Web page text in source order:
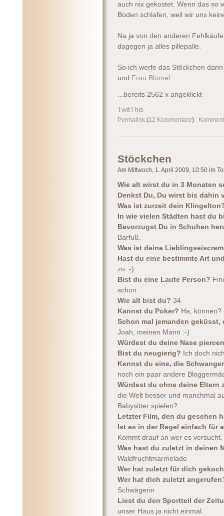
auch nix gekostet. Wenn das so
Boden schlafen, weil wir uns
Na ja von den anderen
dagegen ja alles pillepalle.
So ich werfe das Stöckchen
und Frau Blümel .
...bereits 2562 x angeklickt
TwitThis
Permalink (12 Kommentare)
Stöckchen
Am Mittwoch, 1. April 2009, 10:50 im
Wie alt wirst du in 3 Monaten
Denkst Du, Du wirst bis dahin
Was ist zurzeit dein
In wie vielen Städten hast du
Bevorzugst Du in Schuhen
Barfuß.
Was ist deine
Hast du eine bestimmte Art
zu :-)
Bist du eine Laute Person?
schon.
Wie alt bist du? 34
Kannst du Poker? Ha,
Schon mal jemanden geküsst,
Joah, meinen Mann :-)
Würdest du deine Nase
Bist du neugierig? Ich doch
Kennst du eine, die
noch ein paar andere
Würdest du ohne deine Eltern
die Welt besser und manchmal
Babysitter spielen?
Letzter Film, den du gesehen
Ist es in der Regel einfach für
Kommt drauf an wer es versucht.
Was hast du zuletzt in deinen
Waldfruchtmarmelade
Wer hat zuletzt für dich
Wer hat dich zuletzt
Schwägerin
Liest du den Sportteil der
unser Haus ja nicht einmal.